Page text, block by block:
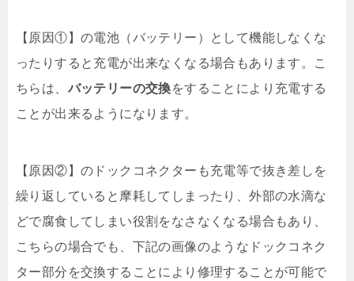
【原因①】の電池（バッテリー）として機能しなくな
ったりすると充電が出来なくなる場合もあります。こ
ちらは、 バッテリーの交換をすることにより充電する
ことが出来るようになります。
【原因②】のドックコネクターも充電等で抜き差しを
繰り返していると摩耗してしまったり、外部の水滴な
どで腐食してしまい役割をなさなくなる場合もあり、
こちらの場合でも、下記の画像のようなドックコネク
ター部分を交換することにより修理することが可能で